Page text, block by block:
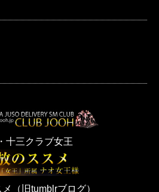
十三クラブ女王
（旧tumblrブログ）